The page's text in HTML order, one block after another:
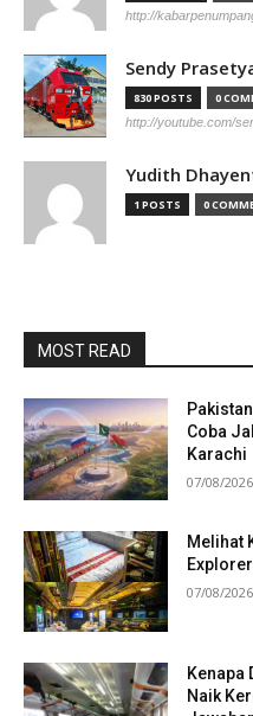
http://
Sendy
830 POSTS 0
http://youtube.com/
Yudith
1 POSTS 0
MOST READ
Coba
Karachi
07/08/2026
Melihat
07/08/2026
Kenapa
Naik